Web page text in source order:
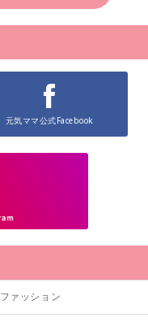
元気ママ公式Facebook
ファッション